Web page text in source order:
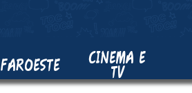
FAROESTE CINEMA E
TV